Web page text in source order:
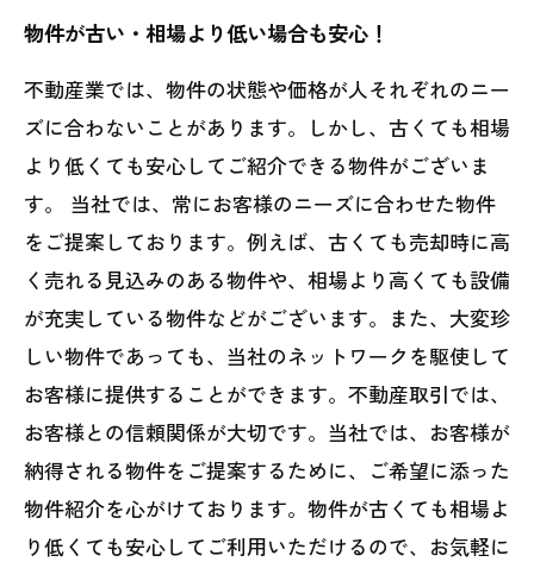
物件が古い・相場より低い場合も安心！
不動産業では、物件の状態や価格が人それぞれのニー
ズに合わないことがあります。しかし、古くても相場
より低くても安心してご紹介できる物件がございま
す。 当社では、常にお客様のニーズに合わせた物件
をご提案しております。例えば、古くても売却時に高
く売れる見込みのある物件や、相場より高くても設備
が充実している物件などがございます。また、大変珍
しい物件であっても、当社のネットワークを駆使して
お客様に提供することができます。不動産取引では、
お客様との信頼関係が大切です。当社では、お客様が
納得される物件をご提案するために、ご希望に添った
物件紹介を心がけております。物件が古くても相場よ
り低くても安心してご利用いただけるので、お気軽に